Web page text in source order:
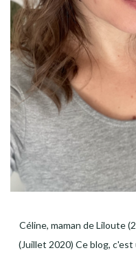
Céline, maman de Liloute
(Juillet 2020) Ce blog,